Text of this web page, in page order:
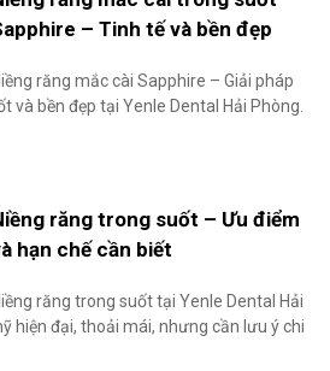
– Tinh tế và bền đẹp
răng mắc cài Sapphire – Giải pháp
và bền đẹp tại Yenle Dental Hải Phòng.
răng trong suốt – Ưu điểm
hạn chế cần biết
răng trong suốt tại Yenle Dental Hải
hiện đại, thoải mái, nhưng cần lưu ý chi